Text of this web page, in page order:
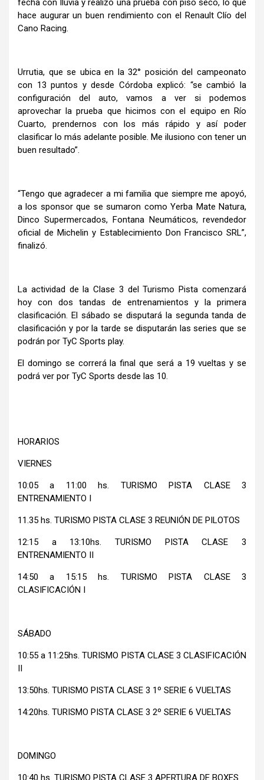
hace augurar un buen rendimiento con el Renault Clío del
Cano Racing.
Urrutia, que se ubica en la 32° posición del campeonato
con 13 puntos y desde Córdoba explicó: “se cambió la
configuración del auto, vamos a ver si podemos
aprovechar la prueba que hicimos con el equipo en Río
Cuarto, prendernos con los más rápido y así poder
clasificar lo más adelante posible. Me ilusiono con tener un
buen resultado”.
“Tengo que agradecer a mi familia que siempre me apoyó,
a los sponsor que se sumaron como Yerba Mate Natura,
Dinco Supermercados, Fontana Neumáticos, revendedor
oficial de Michelin y Establecimiento Don Francisco SRL”,
finalizó.
La actividad de la Clase 3 del Turismo Pista comenzará
hoy con dos tandas de entrenamientos y la primera
clasificación. El sábado se disputará la segunda tanda de
clasificación y por la tarde se disputarán las series que se
podrán por TyC Sports play.
El domingo se correrá la final que será a 19 vueltas y se
podrá ver por TyC Sports desde las 10.
HORARIOS
VIERNES
10:05 a 11:00 hs. TURISMO PISTA CLASE 3
ENTRENAMIENTO I
11.35 hs. TURISMO PISTA CLASE 3 REUNIÓN DE PILOTOS
12:15 a 13:10hs. TURISMO PISTA CLASE 3
ENTRENAMIENTO II
14:50 a 15:15 hs. TURISMO PISTA CLASE 3
CLASIFICACIÓN I
SÁBADO
10:55 a 11:25hs. TURISMO PISTA CLASE 3 CLASIFICACIÓN
II
13:50hs. TURISMO PISTA CLASE 3 1º SERIE 6 VUELTAS
14:20hs. TURISMO PISTA CLASE 3 2º SERIE 6 VUELTAS
DOMINGO
10:40 hs. TURISMO PISTA CLASE 3 APERTURA DE BOXES